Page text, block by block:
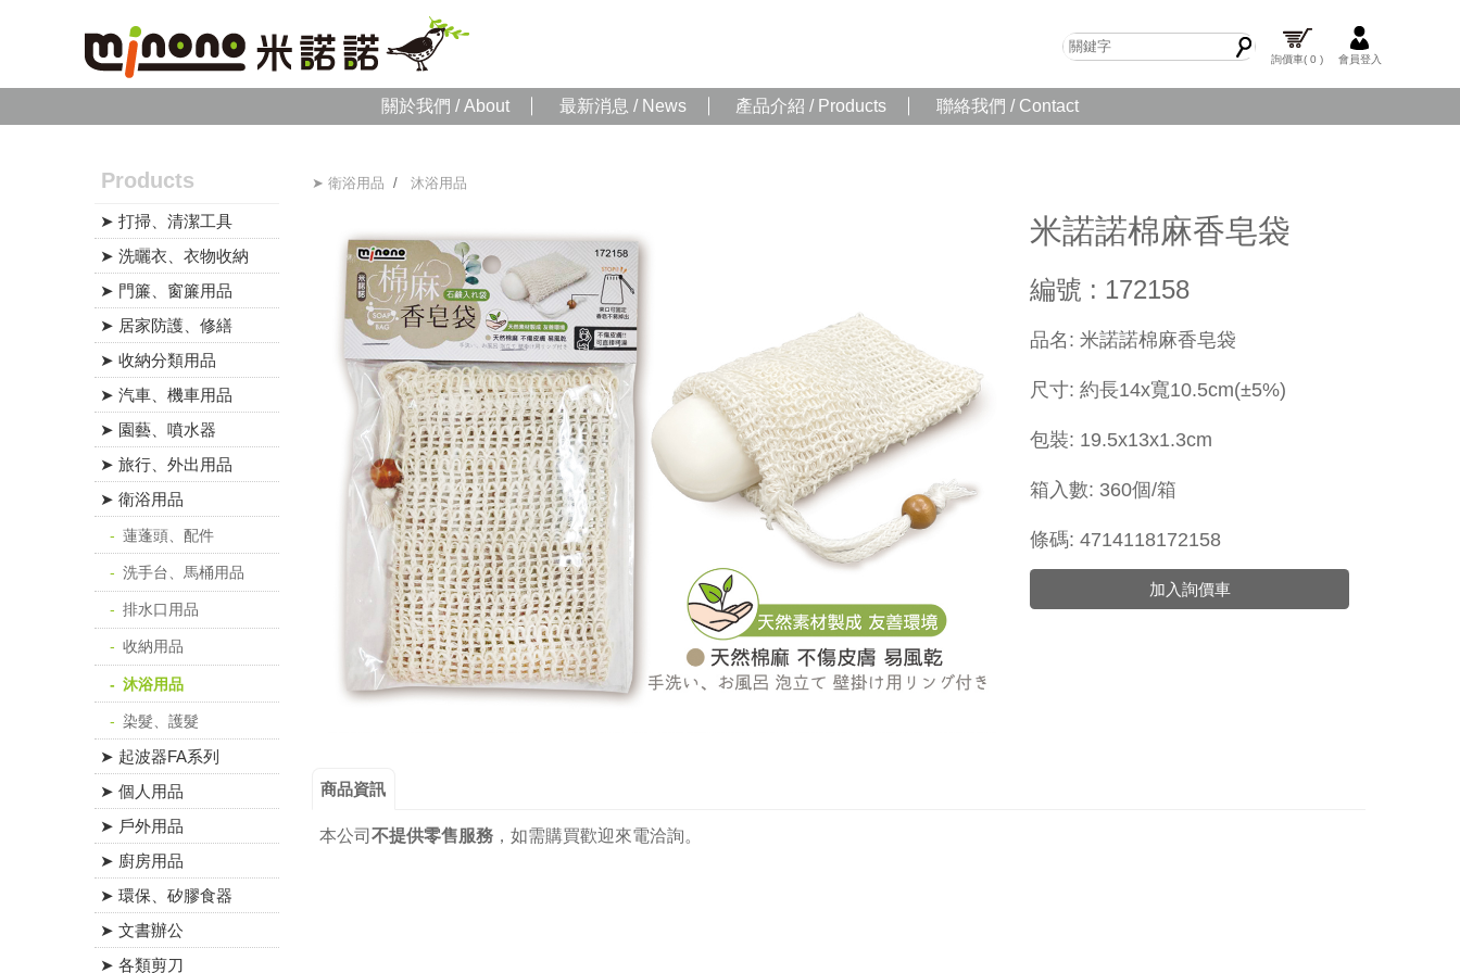
詢價車( 0 ) 會員登入
關於我們 / About 最新消息 / News 產品介紹 / Products 聯絡我們 / Contact
Products
➤ 打掃、清潔工具
➤ 洗曬衣、衣物收納
➤ 門簾、窗簾用品
➤ 居家防護、修繕
➤ 收納分類用品
➤ 汽車、機車用品
➤ 園藝、噴水器
➤ 旅行、外出用品
➤ 衛浴用品
蓮蓬頭、配件
洗手台、馬桶用品
排水口用品
收納用品
沐浴用品
染髮、護髮
➤ 起波器FA系列
➤ 個人用品
➤ 戶外用品
➤ 廚房用品
➤ 環保、矽膠食器
➤ 文書辦公
➤ 各類剪刀
➤ 衛浴用品 / 沐浴用品
米諾諾棉麻香皂袋
編號 : 172158
品名: 米諾諾棉麻香皂袋
尺寸: 約長14x寬10.5cm(±5%)
包裝: 19.5x13x1.3cm
箱入數: 360個/箱
條碼: 4714118172158
加入詢價車
商品資訊
本公司不提供零售服務 ，如需購買歡迎來電洽詢。